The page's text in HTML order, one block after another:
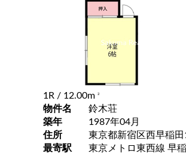
1R / 12.00m 2
物件名
鈴木荘
築年
1987年04月
住所
東京都新宿区西早稲田
最寄駅
東京メトロ東西線 早稲田